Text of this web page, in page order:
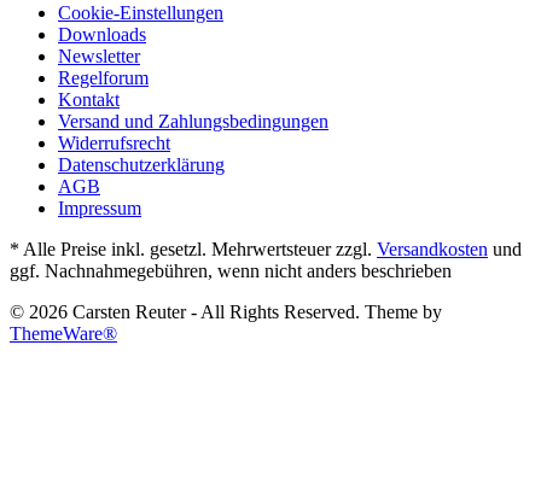
Cookie-Einstellungen
Downloads
Newsletter
Regelforum
Kontakt
Versand und Zahlungsbedingungen
Widerrufsrecht
Datenschutzerklärung
AGB
Impressum
* Alle Preise inkl. gesetzl. Mehrwertsteuer zzgl. Versandkosten und
ggf. Nachnahmegebühren, wenn nicht anders beschrieben
© 2026 Carsten Reuter - All Rights Reserved. Theme by
ThemeWare®